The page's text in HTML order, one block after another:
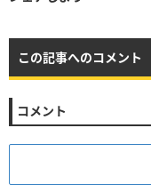
この記事へのコメント
コメント